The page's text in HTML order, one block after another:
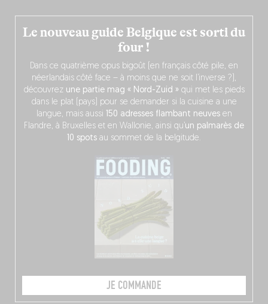
Le nouveau guide Belgique est sorti du
four !
Dans ce quatrième opus bigoût (en français côté pile, en
néerlandais côté face – à moins que ne soit l’inverse ?),
découvrez une partie mag « Nord-Zuid » qui met les pieds
dans le plat (pays) pour se demander si la cuisine a une
langue, mais aussi
150 adresses flambant neuvesen
Flandre, à Bruxelles et en Wallonie, ainsi qu’ un palmarès de
10 spots au sommet de la belgitude.
JE COMMANDE